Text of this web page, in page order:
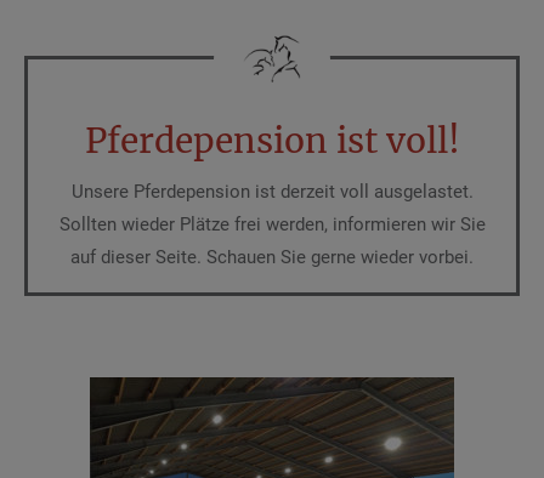
Pferdepension ist voll!
Unsere Pferdepension ist derzeit voll ausgelastet.
Sollten wieder Plätze frei werden, informieren wir Sie
auf dieser Seite. Schauen Sie gerne wieder vorbei.